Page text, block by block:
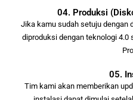
04. Produksi
Jika kamu sudah setuju dengan
diproduksi dengan teknologi 4.0
05.
Tim kami akan memberikan